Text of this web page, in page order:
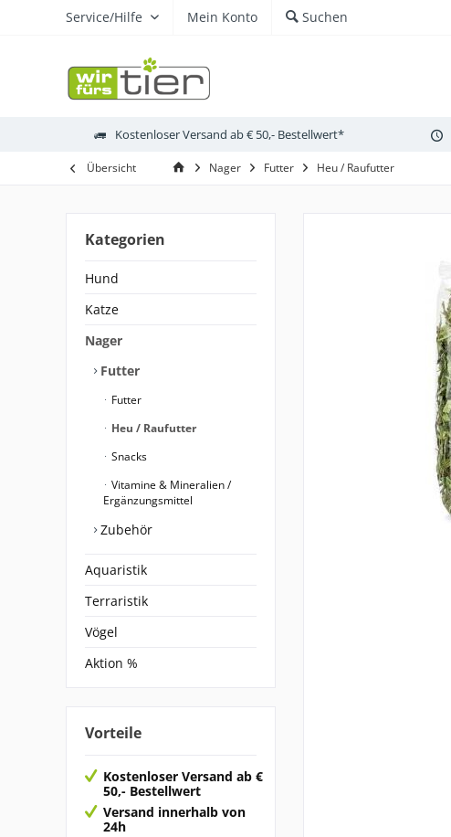
Service/Hilfe Mein Konto Suchen
Kostenloser Versand ab € 50,- Bestellwert*
Übersicht Nager Futter Heu / Raufutter
Kategorien
Hund
Katze
Nager
Futter
Futter
Heu / Raufutter
Snacks
Vitamine & Mineralien /
Ergänzungsmittel
Zubehör
Aquaristik
Terraristik
Vögel
Aktion %
Vorteile
Kostenloser Versand ab €
50,- Bestellwert
Versand innerhalb von
24h